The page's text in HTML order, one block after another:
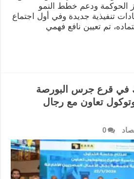
الحوكمة ودعم خطط النمو
تنفيذية جديدة وفي أول اجتماع
تم تعيين نافع فهمي
في قرع جرس البورصة
تعاون مع رجال
0